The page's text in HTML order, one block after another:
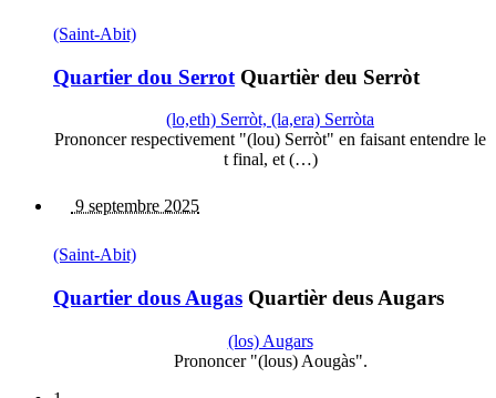
(Saint-Abit)
Quartier dou Serrot Quartièr deu Serròt
(lo,eth) Serròt, (la,era) Serròta
Prononcer respectivement "(lou) Serròt" en faisant entendre le
t final, et (…)
9 septembre 2025
(Saint-Abit)
Quartier dous Augas Quartièr deus Augars
(los) Augars
Prononcer "(lous) Aougàs".